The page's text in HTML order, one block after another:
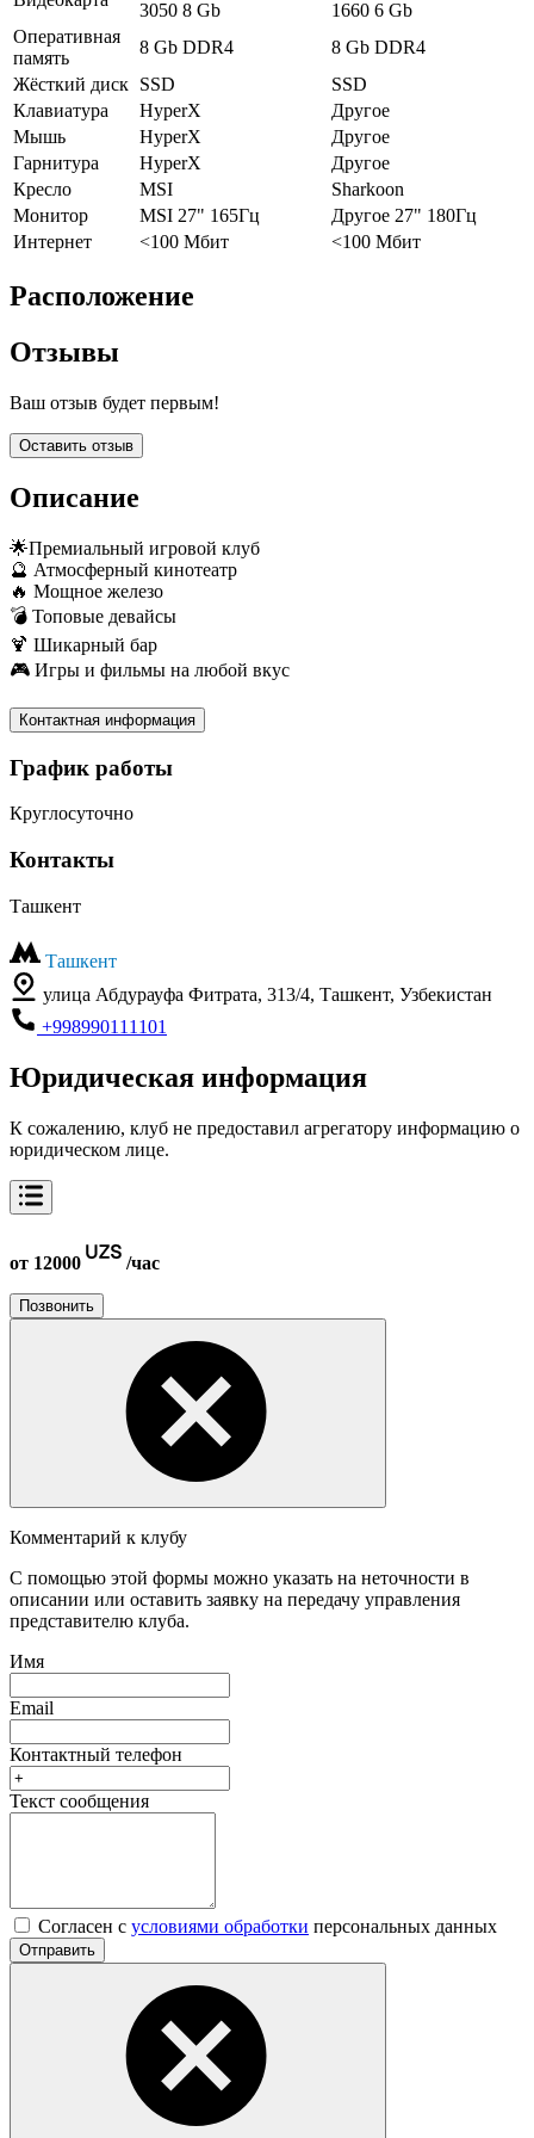
3050 8 Gb
1660 6 Gb
Оперативная
память
8 Gb DDR4
8 Gb DDR4
Жёсткий диск SSD
SSD
Клавиатура
HyperX
Другое
Мышь
HyperX
Другое
Гарнитура
HyperX
Другое
Кресло
MSI
Sharkoon
Монитор
MSI 27" 165Гц
Другое 27" 180Гц
Интернет
<100 Мбит <100 Мбит
Расположение
Отзывы
Ваш отзыв будет первым!
Оставить отзыв
Описание
🌟Премиальный игровой клуб
🔮 Атмосферный кинотеатр
🔥 Мощное железо
💣 Топовые девайсы
🍹 Шикарный бар
🎮 Игры и фильмы на любой вкус
Контактная информация
График работы
Круглосуточно
Контакты
Ташкент
Ташкент
улица Абдурауфа Фитрата, 313/4, Ташкент, Узбекистан
+998990111101
Юридическая информация
К сожалению, клуб не предоставил агрегатору информацию о
юридическом лице.
от 12000 /час
Позвонить
Комментарий к клубу
С помощью этой формы можно указать на неточности в
описании или оставить заявку на передачу управления
представителю клуба.
Имя
Email
Контактный телефон
Текст сообщения
Согласен с условиями обработки персональных данных
Отправить